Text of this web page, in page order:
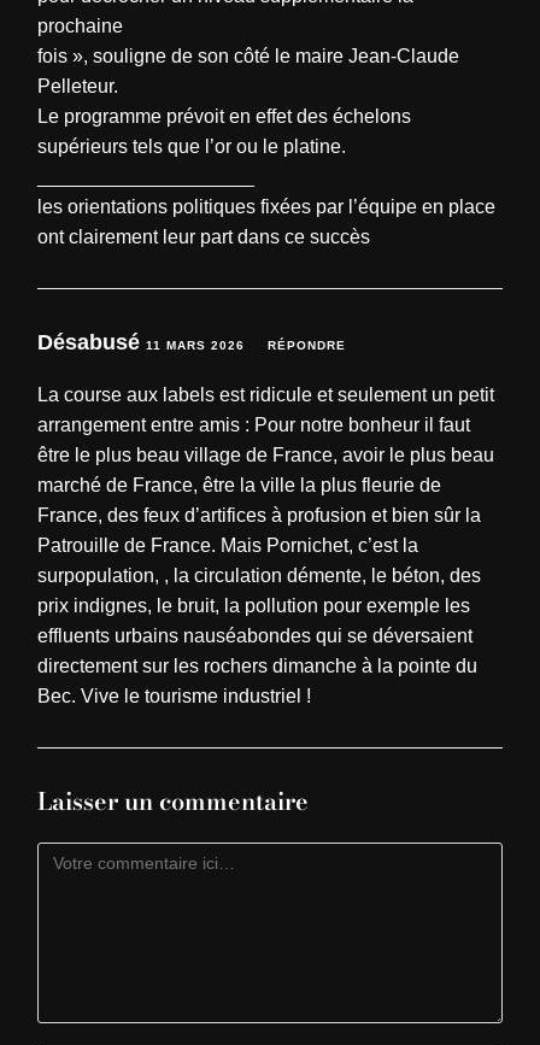
prochaine
fois », souligne de son côté le maire Jean-Claude
Pelleteur.
Le programme prévoit en effet des échelons
supérieurs tels que l’or ou le platine.
les orientations politiques fixées par l’équipe en place
ont clairement leur part dans ce succès
Désabusé11 MARS 2026 RÉPONDRE
La course aux labels est ridicule et seulement un petit
arrangement entre amis : Pour notre bonheur il faut
être le plus beau village de France, avoir le plus beau
marché de France, être la ville la plus fleurie de
France, des feux d’artifices à profusion et bien sûr la
Patrouille de France. Mais Pornichet, c’est la
surpopulation, , la circulation démente, le béton, des
prix indignes, le bruit, la pollution pour exemple les
effluents urbains nauséabondes qui se déversaient
directement sur les rochers dimanche à la pointe du
Bec. Vive le tourisme industriel !
Laisser un commentaire